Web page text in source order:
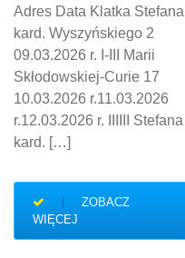
Adres Data Klatka Stefana
kard. Wyszyńskiego 2
09.03.2026 r. I-III Marii
Skłodowskiej-Curie 17
10.03.2026 r.11.03.2026
r.12.03.2026 r. IIIIII Stefana
kard. […]
ZOBACZ
WIĘCEJ